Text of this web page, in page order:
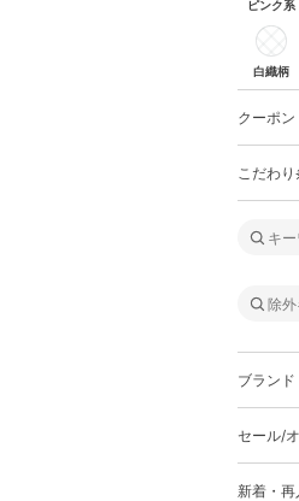
ピンク系
白織柄
クーポン
こだわ
ブランド
セール/
新着・再